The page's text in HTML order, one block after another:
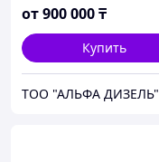
от900 000₸
Купить
ТОО "АЛЬФА ДИЗЕЛЬ"